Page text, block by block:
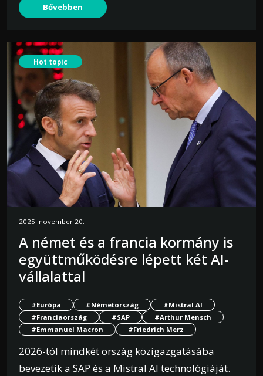
Bővebben
Hot topic
2025. november 20.
A német és a francia kormány is
együttműködésre lépett két AI-
vállalattal
#Európa #Németország
#Mistral AI
#Franciaország
#SAP
#Arthur Mensch
#Emmanuel Macron
#Friedrich Merz
2026-tól mindkét ország közigazgatásába
bevezetik a SAP és a Mistral AI technológiáját.